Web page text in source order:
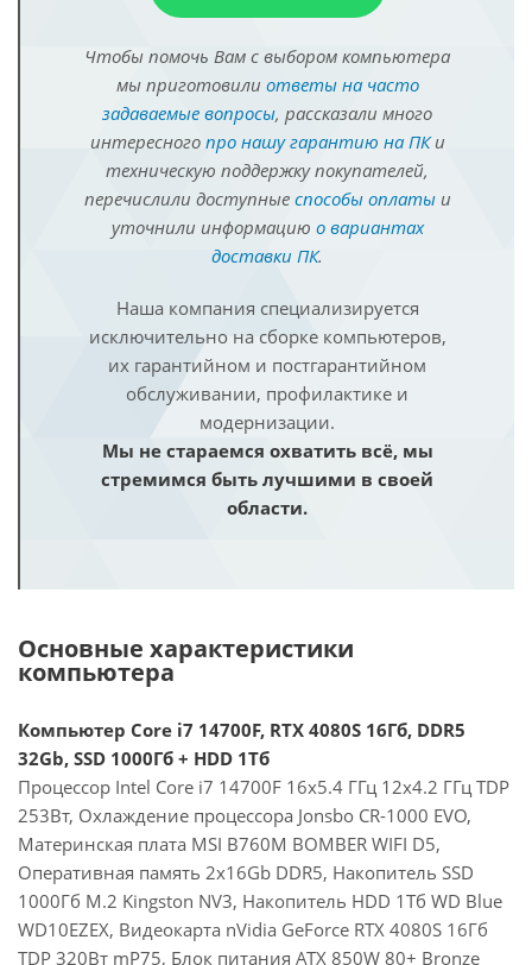
Чтобы помочь Вам с выбором компьютера
мы приготовили ответы на часто
задаваемые вопросы, рассказали много
интересного про нашу гарантию на ПКи
техническую поддержку покупателей,
перечислили доступные способы оплатыи
уточнили информацию о вариантах
доставки ПК.
Наша компания специализируется
исключительно на сборке компьютеров,
их гарантийном и постгарантийном
обслуживании, профилактике и
модернизации.
Мы не стараемся охватить всё, мы
стремимся быть лучшими в своей
области.
Основные характеристики
компьютера
Компьютер Core i7 14700F, RTX 4080S 16Гб, DDR5
32Gb, SSD 1000Гб + HDD 1Тб
Процессор Intel Core i7 14700F 16x5.4 ГГц 12x4.2 ГГц TDP
253Вт, Охлаждение процессора Jonsbo CR-1000 EVO,
Материнская плата MSI B760M BOMBER WIFI D5,
Оперативная память 2x16Gb DDR5, Накопитель SSD
1000Гб M.2 Kingston NV3, Накопитель HDD 1Тб WD Blue
WD10EZEX, Видеокарта nVidia GeForce RTX 4080S 16Гб
TDP 320Вт mP75, Блок питания ATX 850W 80+ Bronze